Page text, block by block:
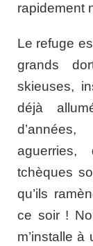
rapidement
Le refuge
grands
skieuses,
déjà
aguerries,
tchèques
qu’ils
ce soir !
m’installe